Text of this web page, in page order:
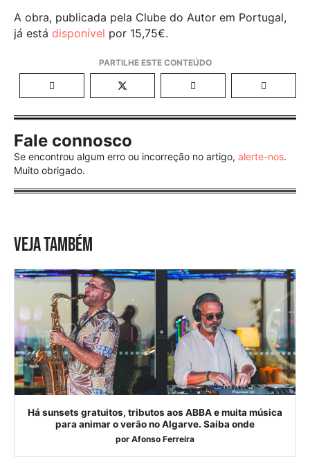
A obra, publicada pela Clube do Autor em Portugal,
já está disponível por 15,75€.
Fale connosco
Se encontrou algum erro ou incorreção no artigo, alerte-nos.
Muito obrigado.
VEJA TAMBÉM
Há sunsets gratuitos, tributos aos ABBA e muita música
para animar o verão no Algarve. Saiba onde
por Afonso Ferreira